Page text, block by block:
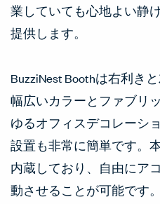
業していても心地よい静
提供します。
BuzziNest Boothは右利き
幅広いカラーとファブリ
ゆるオフィスデコレーシ
設置も非常に簡単です。
内蔵しており、自由にア
動させることが可能です